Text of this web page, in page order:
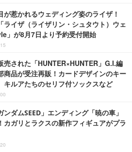
が惹かれるウェディング姿のライザ！
ライザ（ライザリン・シュタウト）ウェ
」が8月7日より予約受付開始
売された「HUNTER×HUNTER」G.I.編
商品が受注再販！カードデザインのキー
キルアたちのセリフ付ソックスなど
ンダムSEED」エンディング「暁の車」
カガリとラクスの新作フィギュアがプラ